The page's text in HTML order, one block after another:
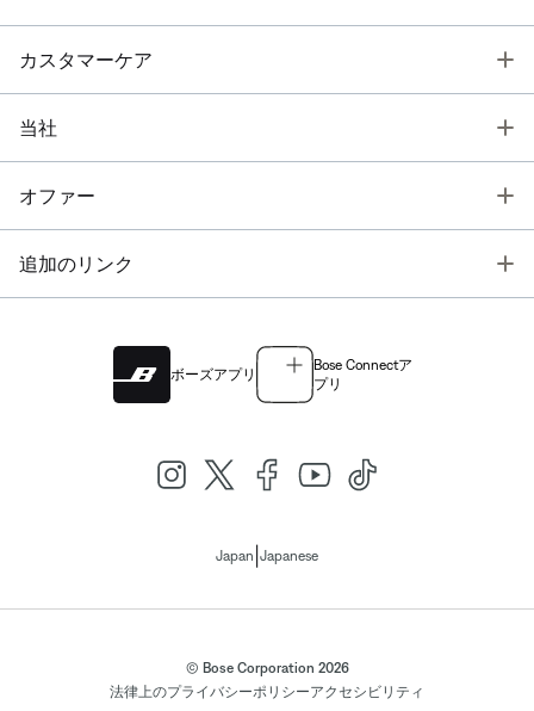
カスタマーケア
当社
オファー
追加のリンク
ボーズアプリ
Bose Connectア
プリ
Japan Japanese
© Bose Corporation 2026
法律上のプライバシーポリシーアクセシビリティ